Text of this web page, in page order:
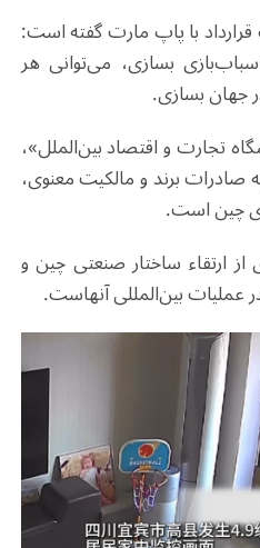
با پاپ مارت گفته است:
بسازی، می‌توانی هر
جهان بسازی.
تجارت و اقتصاد بین‌الملل»،
صادرات برند و مالکیت معنوی،
چین است.
ارتقاء ساختار صنعتی چین و
عملیات بین‌المللی آنهاست.